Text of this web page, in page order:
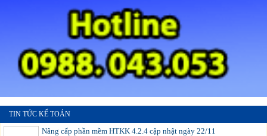
TIN TỨC KẾ TOÁN
Nâng cấp phần mềm HTKK 4.2.4 cập nhật ngày 22/11